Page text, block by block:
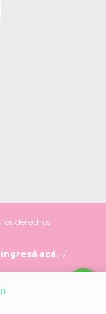
derechos
ingresá acá. /